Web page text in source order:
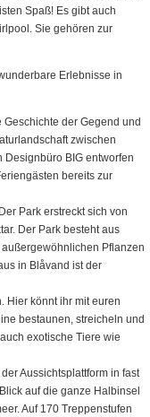
Spaß! Es gibt auch
Sie gehören zur
Erlebnisse in
der Gegend und
zwischen
Designbüro BIG entworfen
bereits zur
Park erstreckt sich von
Der Park besteht aus
Pflanzen
in Blåvand ist der
Hier könnt ihr mit euren
bestaunen, streicheln und
exotische Tiere wie
der Aussichtsplattform in fast
auf die ganze Halbinsel
Auf 170 Treppenstufen